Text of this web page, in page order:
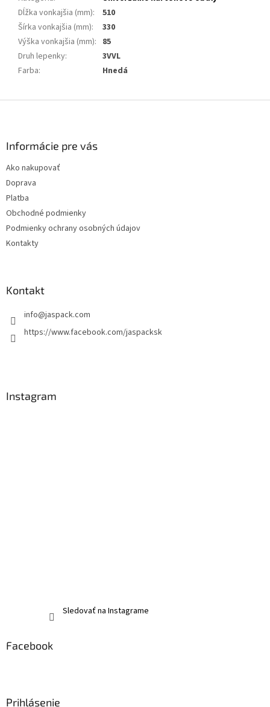
Dĺžka vonkajšia (mm):
510
Šírka vonkajšia (mm):
330
Výška vonkajšia (mm): 85
Druh lepenky:
3VVL
Farba: Hnedá
Informácie pre vás
Ako nakupovať
Doprava
Platba
Obchodné podmienky
Podmienky ochrany osobných údajov
Kontakty
Kontakt
info@jaspack.com
https://www.facebook.com/jaspacksk
Instagram
Sledovať na Instagrame
Facebook
Prihlásenie